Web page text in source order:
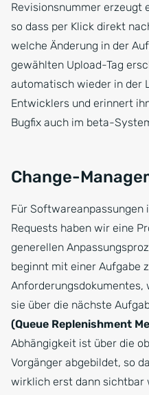
Revisionsnummer erzeugt
so dass per Klick direkt
welche Änderung in der
gewählten Upload-Tag
automatisch wieder in der
Entwicklers und erinnert
Bugfix auch im beta-
Change-
Für Softwareanpassungen
Requests haben wir eine
generellen
beginnt mit einer Aufgabe
sie über die nächste
(Queue Replenishment
Abhängigkeit ist über die
Vorgänger abgebildet, so
wirklich erst dann sichtbar